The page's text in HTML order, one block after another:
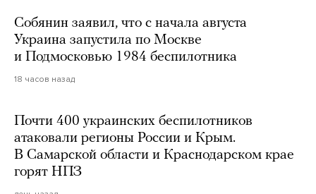
Собянин заявил, что с начала августа
Украина запустила по Москве
и Подмосковью 1984 беспилотника
18 часов назад
Почти 400 украинских беспилотников
атаковали регионы России и Крым.
В Самарской области и Краснодарском крае
горят НПЗ